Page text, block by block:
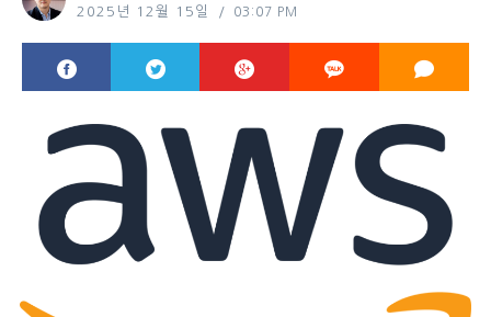
2025년 12월 15일 03:07 PM